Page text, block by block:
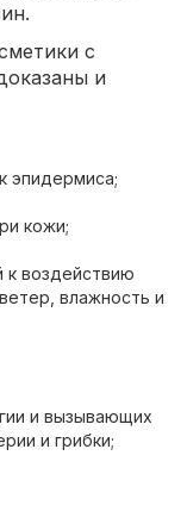
с
и
эпидермиса;
кожи;
к воздействию
влажность и
и вызывающих
и грибки;